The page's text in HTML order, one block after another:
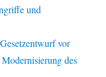
und
vor
des